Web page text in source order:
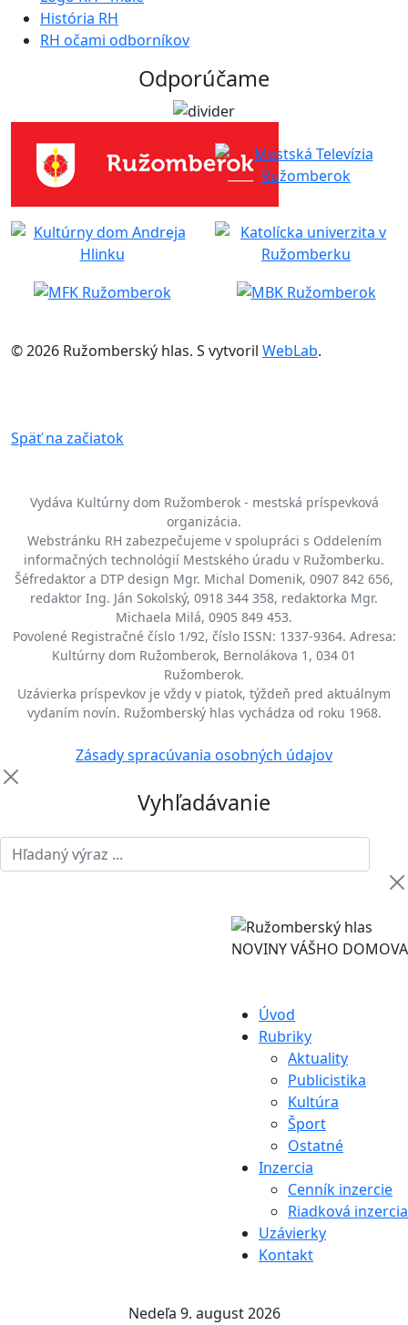
História RH
RH očami odborníkov
Odporúčame
© 2026 Ružomberský hlas. S vytvoril WebLab.
Späť na začiatok
Vydáva Kultúrny dom Ružomberok - mestská príspevková
organizácia.
Webstránku RH zabezpečujeme v spolupráci s Oddelením
informačných technológií Mestského úradu v Ružomberku.
Šéfredaktor a DTP design Mgr. Michal Domenik, 0907 842 656,
redaktor Ing. Ján Sokolský, 0918 344 358, redaktorka Mgr.
Michaela Milá, 0905 849 453.
Povolené Registračné číslo 1/92, číslo ISSN: 1337-9364. Adresa:
Kultúrny dom Ružomberok, Bernolákova 1, 034 01
Ružomberok.
Uzávierka príspevkov je vždy v piatok, týždeň pred aktuálnym
vydaním novín. Ružomberský hlas vychádza od roku 1968.
Zásady spracúvania osobných údajov
Vyhľadávanie
NOVINY VÁŠHO DOMOVA
Úvod
Rubriky
Aktuality
Publicistika
Kultúra
Šport
Ostatné
Inzercia
Cenník inzercie
Riadková inzercia
Uzávierky
Kontakt
Nedeľa 9. august 2026